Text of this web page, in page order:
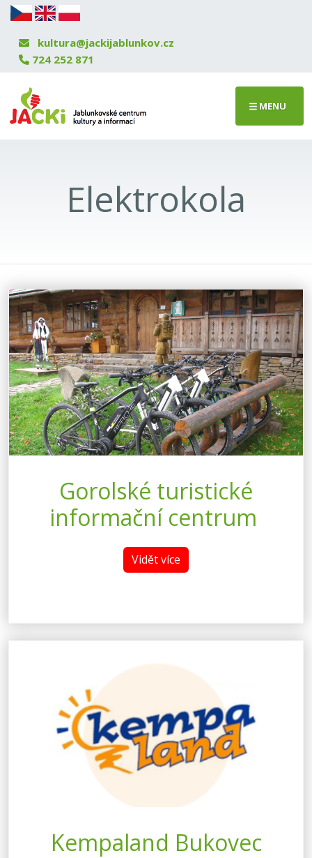
kultura@jackijablunkov.cz
724 252 871
MENU
Elektrokola
Gorolské turistické
informační centrum
Vidět více
Kempaland Bukovec